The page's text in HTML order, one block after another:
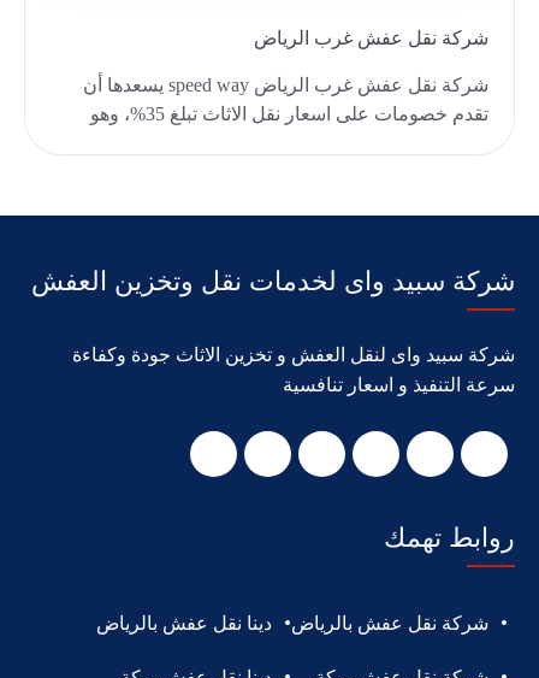
شركة نقل عفش غرب الرياض
شركة نقل عفش غرب الرياض speed way يسعدها أن
تقدم خصومات على اسعار نقل الاثاث تبلغ 35%، وهو
شركة سبيد واى لخدمات نقل وتخزين العفش
شركة سبيد واى لنقل العفش و تخزين الاثاث جودة وكفاءة
سرعة التنفيذ و اسعار تنافسية
روابط تهمك
شركة نقل عفش بالرياض دينا نقل عفش بالرياض